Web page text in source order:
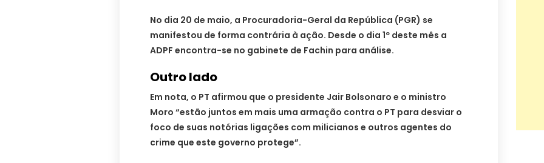
No dia 20 de maio, a Procuradoria-Geral da República (PGR) se
manifestou de forma contrária à ação. Desde o dia 1º deste mês a
ADPF encontra-se no gabinete de Fachin para análise.
Outro lado
Em nota, o PT afirmou que o presidente Jair Bolsonaro e o ministro
Moro “estão juntos em mais uma armação contra o PT para desviar o
foco de suas notórias ligações com milicianos e outros agentes do
crime que este governo protege”.